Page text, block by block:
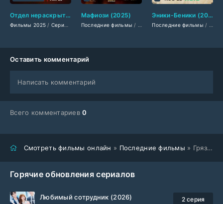
Отдел нераскрытых дел (2025)
Фильмы 2025 / Сериалы 2025 /Детективы 2025 Драмы 2025/Фильмы-
Мафиози (2025)
Последние фильмы / Фильмы 2025/
Эники-Беники (2025)
Последние фильмы /
Оставить комментарий
Написать комментарий
Всего комментариев0
Смотреть фильмы онлайн » Последние фильмы » Грязная игра (2025)
Горячие обновления сериалов
Любимый сотрудник (2026)
2 серия